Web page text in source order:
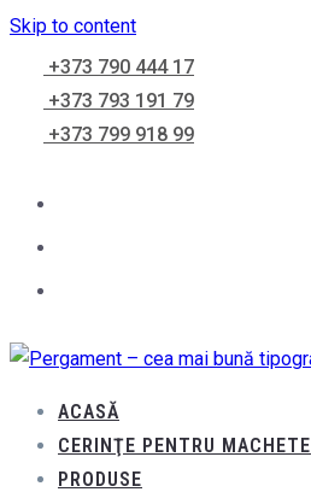
Skip to content
+373 790 444 17
+373 793 191 79
+373 799 918 99
ACASĂ
CERINŢE PENTRU MACHETE
PRODUSE